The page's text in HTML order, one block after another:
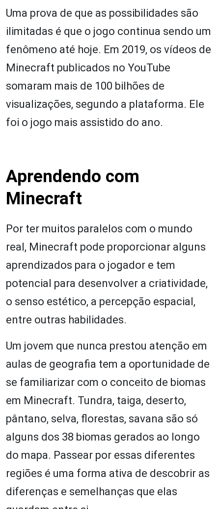
Uma prova de que as possibilidades são
ilimitadas é que o jogo continua sendo um
fenômeno até hoje. Em 2019, os vídeos de
Minecraft publicados no YouTube
somaram mais de 100 bilhões de
visualizações, segundo a plataforma. Ele
foi o jogo mais assistido do ano.
Aprendendo com
Minecraft
Por ter muitos paralelos com o mundo
real, Minecraft pode proporcionar alguns
aprendizados para o jogador e tem
potencial para desenvolver a criatividade,
o senso estético, a percepção espacial,
entre outras habilidades.
Um jovem que nunca prestou atenção em
aulas de geografia tem a oportunidade de
se familiarizar com o conceito de biomas
em Minecraft. Tundra, taiga, deserto,
pântano, selva, florestas, savana são só
alguns dos 38 biomas gerados ao longo
do mapa. Passear por essas diferentes
regiões é uma forma ativa de descobrir as
diferenças e semelhanças que elas